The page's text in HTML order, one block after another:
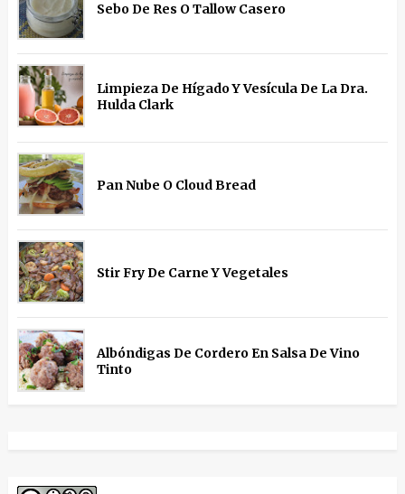
Sebo De Res O Tallow Casero
Limpieza De Hígado Y Vesícula De La Dra.
Hulda Clark
Pan Nube O Cloud Bread
Stir Fry De Carne Y Vegetales
Albóndigas De Cordero En Salsa De Vino
Tinto